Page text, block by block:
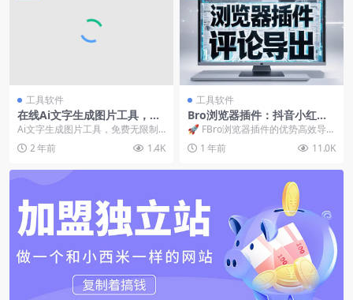
工具软件
在线Ai文字生成图片工具，免
费无限制次数使用，输入文字
描述，即可几秒内出图，速度
快捷！
Ai文字生成图片工具，免费无限制
次数使用，输入文字描述，即可几
秒内出图，速度快捷...
2 年前 1.4K
工具软件
Bro浏览器插件：抖音小红书
评论导出与拼多多商品数据解
析的高效利器
🚀 FBro浏览器插件的优势高效导
出：一键导出抖音、小红书评论数
据，无需手动复制...
1 年前 11.0K